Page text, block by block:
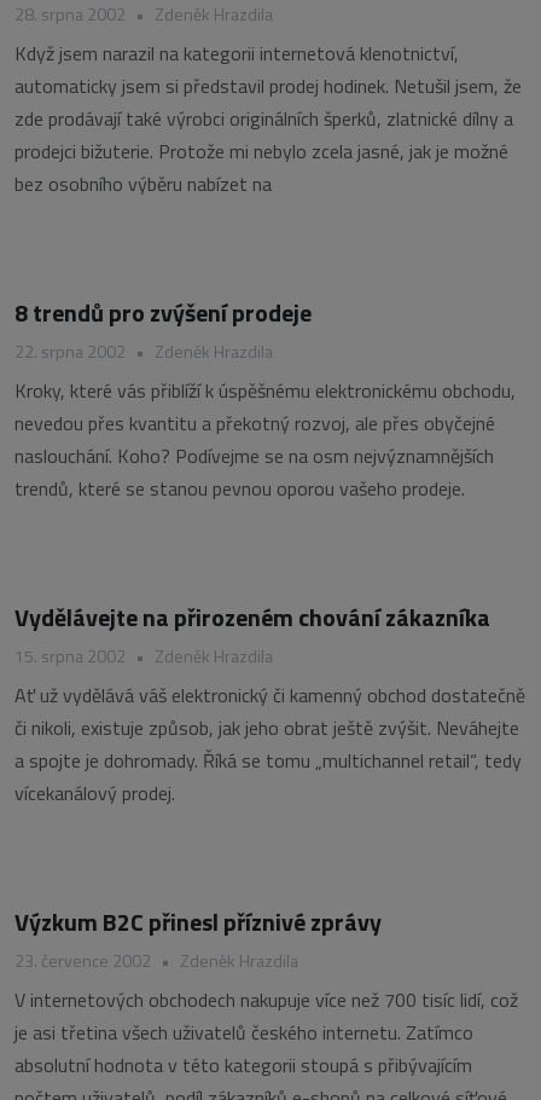
28. srpna 2002 • Zdeněk Hrazdila
Když jsem narazil na kategorii internetová klenotnictví,
automaticky jsem si představil prodej hodinek. Netušil jsem, že
zde prodávají také výrobci originálních šperků, zlatnické dílny a
prodejci bižuterie. Protože mi nebylo zcela jasné, jak je možné
bez osobního výběru nabízet na
8 trendů pro zvýšení prodeje
22. srpna 2002 • Zdeněk Hrazdila
Kroky, které vás přiblíží k úspěšnému elektronickému obchodu,
nevedou přes kvantitu a překotný rozvoj, ale přes obyčejné
naslouchání. Koho? Podívejme se na osm nejvýznamnějších
trendů, které se stanou pevnou oporou vašeho prodeje.
Vydělávejte na přirozeném chování zákazníka
15. srpna 2002 • Zdeněk Hrazdila
Ať už vydělává váš elektronický či kamenný obchod dostatečně
či nikoli, existuje způsob, jak jeho obrat ještě zvýšit. Neváhejte
a spojte je dohromady. Říká se tomu „multichannel retail“, tedy
vícekanálový prodej.
Výzkum B2C přinesl příznivé zprávy
23. července 2002 • Zdeněk Hrazdila
V internetových obchodech nakupuje více než 700 tisíc lidí, což
je asi třetina všech uživatelů českého internetu. Zatímco
absolutní hodnota v této kategorii stoupá s přibývajícím